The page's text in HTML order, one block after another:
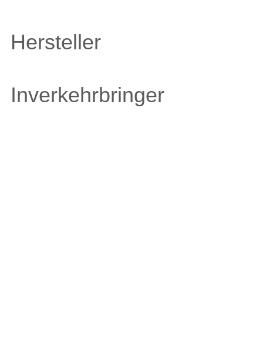
Hersteller
Inverkehrbringer